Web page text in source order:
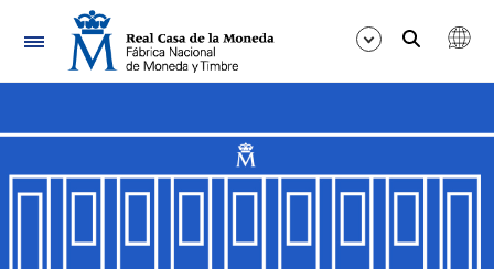
Nabigazioa
Erakutsi/Ezkutatu